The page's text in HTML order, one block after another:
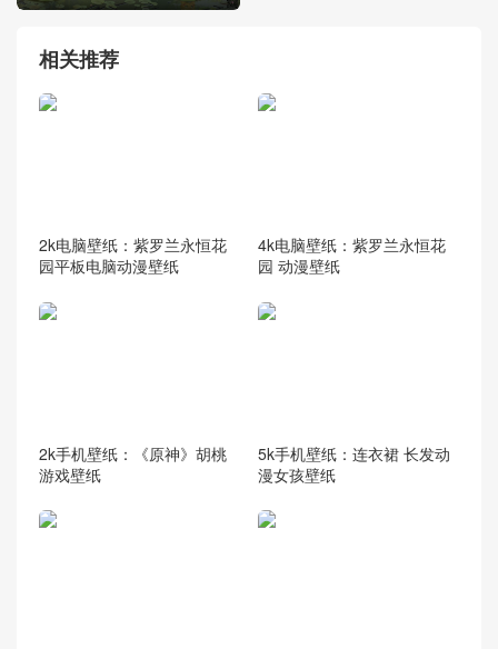
相关推荐
2k电脑壁纸：紫罗兰永恒花
园平板电脑动漫壁纸
4k电脑壁纸：紫罗兰永恒花
园 动漫壁纸
2k手机壁纸：《原神》胡桃
游戏壁纸
5k手机壁纸：连衣裙 长发动
漫女孩壁纸